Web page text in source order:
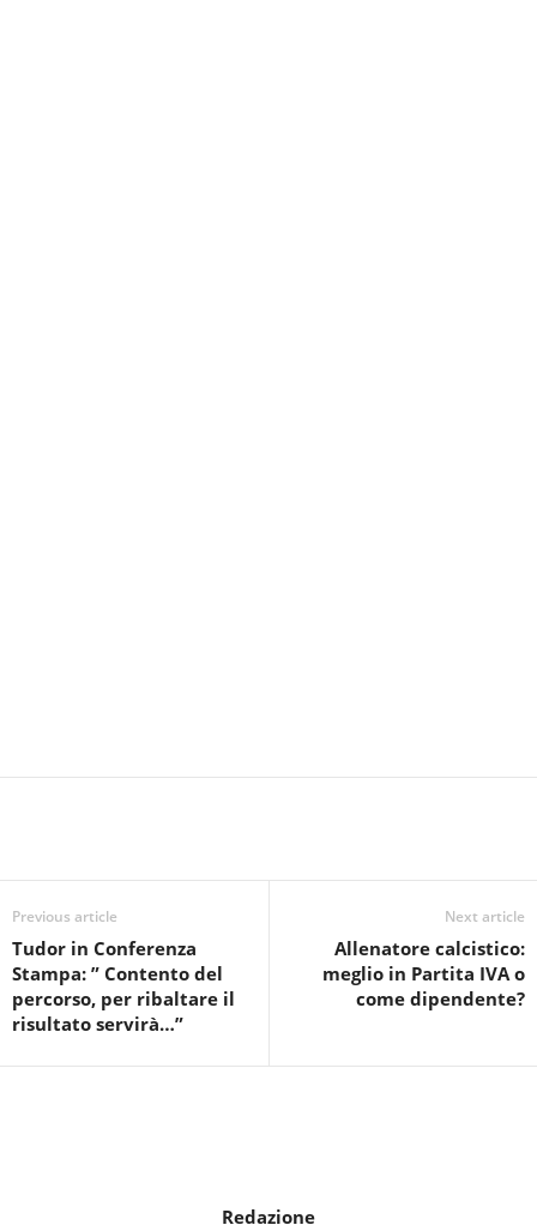
Previous article
Tudor in Conferenza
Stampa: ” Contento del
percorso, per ribaltare il
risultato servirà…”
Next article
Allenatore calcistico:
meglio in Partita IVA o
come dipendente?
Redazione